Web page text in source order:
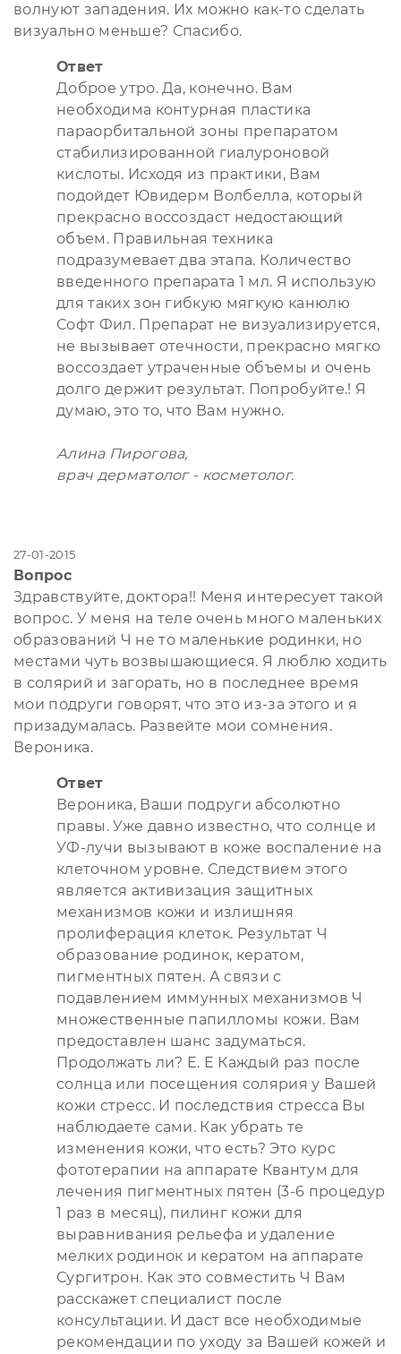
волнуют западения. Их можно как-то сделать
визуально меньше? Спасибо.
Ответ
Доброе утро. Да, конечно. Вам
необходима контурная пластика
параорбитальной зоны препаратом
стабилизированной гиалуроновой
кислоты. Исходя из практики, Вам
подойдет Ювидерм Волбелла, который
прекрасно воссоздаст недостающий
объем. Правильная техника
подразумевает два этапа. Количество
введенного препарата 1 мл. Я использую
для таких зон гибкую мягкую канюлю
Софт Фил. Препарат не визуализируется,
не вызывает отечности, прекрасно мягко
воссоздает утраченные объемы и очень
долго держит результат. Попробуйте.! Я
думаю, это то, что Вам нужно.
Алина Пирогова,
врач дерматолог - косметолог.
27-01-2015
Вопрос
Здравствуйте, доктора!! Меня интересует такой
вопрос. У меня на теле очень много маленьких
образований Ч не то маленькие родинки, но
местами чуть возвышающиеся. Я люблю ходить
в солярий и загорать, но в последнее время
мои подруги говорят, что это из-за этого и я
призадумалась. Развейте мои сомнения.
Вероника.
Ответ
Вероника, Ваши подруги абсолютно
правы. Уже давно известно, что солнце и
УФ-лучи вызывают в коже воспаление на
клеточном уровне. Следствием этого
является активизация защитных
механизмов кожи и излишняя
пролиферация клеток. Результат Ч
образование родинок, кератом,
пигментных пятен. А связи с
подавлением иммунных механизмов Ч
множественные папилломы кожи. Вам
предоставлен шанс задуматься.
Продолжать ли? Е. Е Каждый раз после
солнца или посещения солярия у Вашей
кожи стресс. И последствия стресса Вы
наблюдаете сами. Как убрать те
изменения кожи, что есть? Это курс
фототерапии на аппарате Квантум для
лечения пигментных пятен (3-6 процедур
1 раз в месяц), пилинг кожи для
выравнивания рельефа и удаление
мелких родинок и кератом на аппарате
Сургитрон. Как это совместить Ч Вам
расскажет специалист после
консультации. И даст все необходимые
рекомендации по уходу за Вашей кожей и